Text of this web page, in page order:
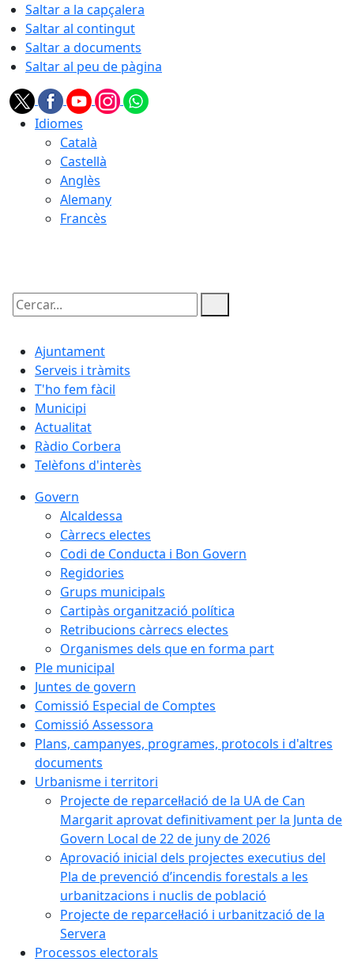
Saltar a la capçalera
Saltar al contingut
Saltar a documents
Saltar al peu de pàgina
Idiomes
Català
Castellà
Anglès
Alemany
Francès
Cercar:
Ajuntament
Serveis i tràmits
T'ho fem fàcil
Municipi
Actualitat
Ràdio Corbera
Telèfons d'interès
Govern
Alcaldessa
Càrrecs electes
Codi de Conducta i Bon Govern
Regidories
Grups municipals
Cartipàs organització política
Retribucions càrrecs electes
Organismes dels que en forma part
Ple municipal
Juntes de govern
Comissió Especial de Comptes
Comissió Assessora
Plans, campanyes, programes, protocols i d'altres
documents
Urbanisme i territori
Projecte de reparcel·lació de la UA de Can
Margarit aprovat definitivament per la Junta de
Govern Local de 22 de juny de 2026
Aprovació inicial dels projectes executius del
Pla de prevenció d’incendis forestals a les
urbanitzacions i nuclis de població
Projecte de reparcel·lació i urbanització de la
Servera
Processos electorals